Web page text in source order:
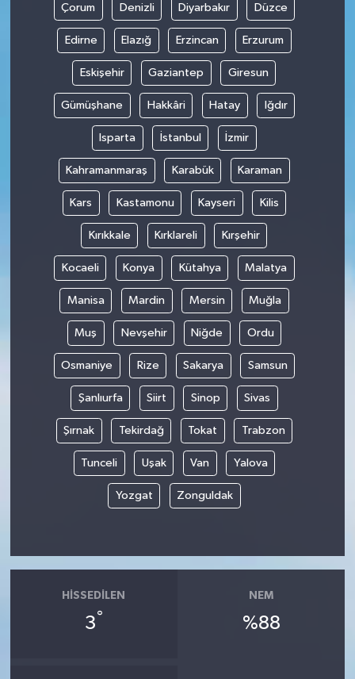
Çorum Denizli Diyarbakır Düzce
Edirne Elazığ Erzincan Erzurum
Eskişehir Gaziantep Giresun
Gümüşhane Hakkâri Hatay Iğdır
Isparta İstanbul İzmir
Kahramanmaraş Karabük Karaman
Kars Kastamonu Kayseri Kilis
Kırıkkale Kırklareli Kırşehir
Kocaeli Konya Kütahya Malatya
Manisa Mardin Mersin Muğla
Muş Nevşehir Niğde Ordu
Osmaniye Rize Sakarya Samsun
Şanlıurfa Siirt Sinop Sivas
Şırnak Tekirdağ Tokat Trabzon
Tunceli Uşak Van Yalova
Yozgat Zonguldak
HISSEDILEN
3°
NEM
%88